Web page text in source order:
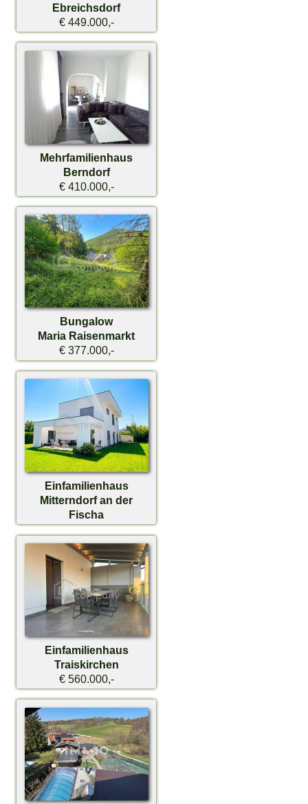
Ebreichsdorf
€ 449.000,-
Mehrfamilienhaus
Berndorf
€ 410.000,-
Bungalow
Maria Raisenmarkt
€ 377.000,-
Einfamilienhaus
Mitterndorf an der
Fischa
€ 748.000,-
Einfamilienhaus
Traiskirchen
€ 560.000,-